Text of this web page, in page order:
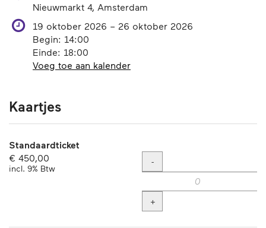
Nieuwmarkt 4, Amsterdam
19 oktober 2026 – tot
26 oktober 2026
Begin: 14:00
Einde: 18:00
Voeg toe aan kalender
Producten
Kaartjes
Standaardticket
€ 450,00
incl. 9% Btw
Hoeveelheid
-
+